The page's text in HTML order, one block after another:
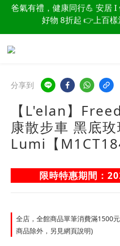
讀懂爸爸總說「不用買」
思，找回他的
讀懂爸爸總說「不用買」
思，找回他的
爸氣有禮，健康同行💪 安居
好物 8折起 👉上百
讀懂爸爸總說「不用買」的
思，找回他的
分享到
【L'elan】
康散步車 黑底玫
Lumi【
限時特惠期間：
全店，全館商品單筆消費滿1500
商品除外，另見網頁說明)